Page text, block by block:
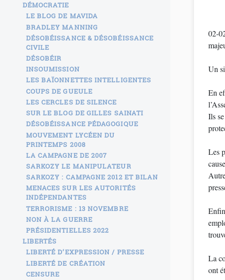
02-
Un
En
Ils
Les
La
ont
DÉMOCRATIE
LE BLOG DE MAVIDA
BRADLEY MANNING
DÉSOBÉISSANCE & DÉSOBÉISSANCE
CIVILE
DÉSOBÉIR
INSOUMISSION
LES BAÏONNETTES INTELLIGENTES
COUPS DE GUEULE
LES CERCLES DE SILENCE
SUR LE BLOG DE GILLES SAINATI
DÉSOBÉISSANCE PÉDAGOGIQUE
MOUVEMENT LYCÉEN DU
PRINTEMPS 2008
LA CAMPAGNE DE 2007
SARKOZY LE MANIPULATEUR
SARKOZY : CAMPAGNE 2012 ET BILAN
MENACES SUR LES AUTORITÉS
INDÉPENDANTES
TERRORISME : 13 NOVEMBRE
NON À LA GUERRE
PRÉSIDENTIELLES 2022
LIBERTÉS
LIBERTÉ D’EXPRESSION / PRESSE
LIBERTÉ DE CRÉATION
CENSURE